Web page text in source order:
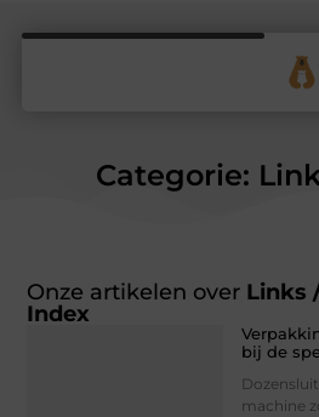
Categorie:
Onze artikelen over Links
Index
bij de
machine